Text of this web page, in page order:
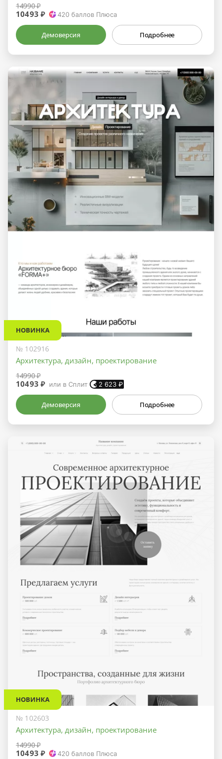
14990 ₽
10493 ₽ 420 баллов Плюса
Демоверсия Подробнее
НОВИНКА
№ 102916
Архитектура, дизайн, проектирование
14990 ₽
10493 ₽ или в Сплит 2 623 ₽
Демоверсия Подробнее
НОВИНКА
№ 102603
Архитектура, дизайн, проектирование
14990 ₽
10493 ₽ 420 баллов Плюса